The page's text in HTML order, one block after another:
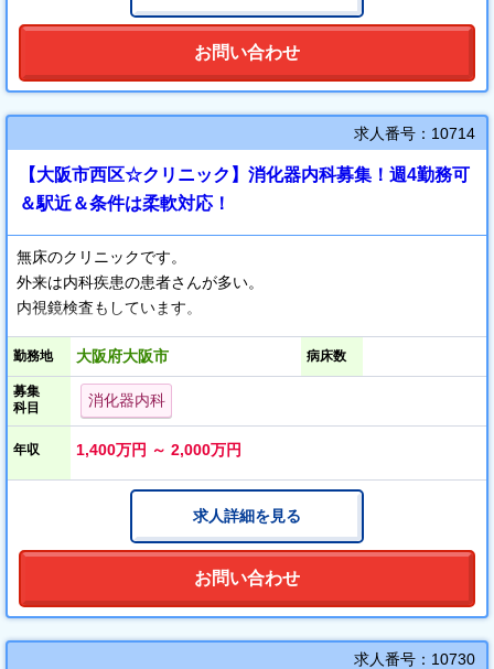
お問い合わせ
求人番号：10714
【大阪市西区☆クリニック】消化器内科募集！週4勤務可
＆駅近＆条件は柔軟対応！
無床のクリニックです。
外来は内科疾患の患者さんが多い。
内視鏡検査もしています。
勤務地 大阪府大阪市 病床数
募集
科目
消化器内科
年収 1,400万円 ～ 2,000万円
求人詳細を見る
お問い合わせ
求人番号：10730